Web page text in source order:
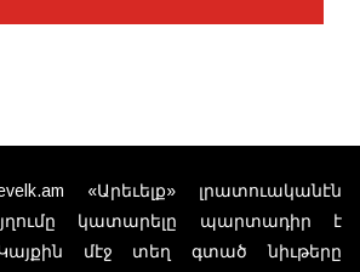
«Արեւելք» լրատուականէն
յղումը կատարելը պարտադիր է
Կայքին մէջ տեղ գտած նիւթերը